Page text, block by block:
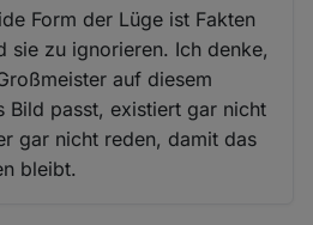
Form der Lüge ist Fakten
sie zu ignorieren. Ich denke,
auf diesem
Bild passt, existiert gar nicht
gar nicht reden, damit das
bleibt.